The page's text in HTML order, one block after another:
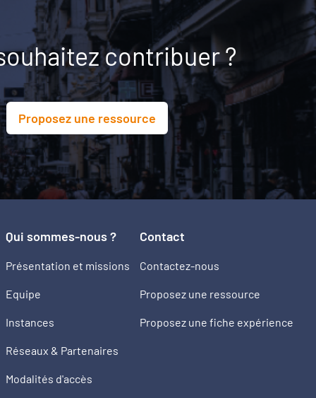
contribuer ?
Proposez une ressource
Qui sommes-nous ?
Présentation et missions
Equipe
Instances
Réseaux & Partenaires
Modalités d'accès
Contact
Contactez-nous
Proposez une ressource
Proposez une fiche expérience